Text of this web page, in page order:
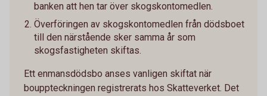
banken att hen tar över skogskontomedlen.
Överföringen av skogskontomedlen från dödsboet
till den närstående sker samma år som
skogsfastigheten skiftas.
Ett enmansdödsbo anses vanligen skiftat när
bouppteckningen registrerats hos Skatteverket. Det